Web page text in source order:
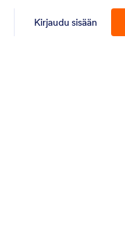
Kirjaudu sisään